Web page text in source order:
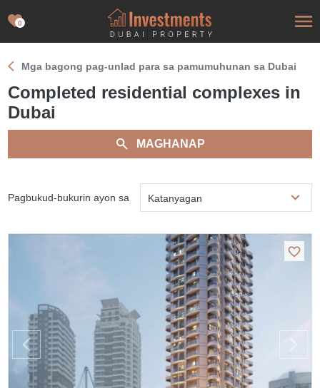
0
Mga bagong pag-unlad para sa pamumuhunan sa Dubai
Completed residential complexes in
Dubai
MAGHANAP
Pagbukud-bukurin ayon sa Katanyagan